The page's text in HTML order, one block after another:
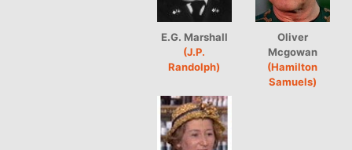
E.G. Marshall
(J.P.
Randolph)
Oliver
Mcgowan
(Hamilton
Samuels)